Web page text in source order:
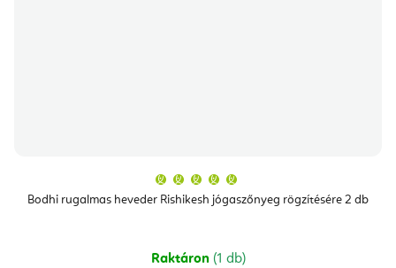
Bodhi rugalmas heveder Rishikesh jógaszőnyeg rögzítésére 2 db
átlagos
értékelése
csillag.
Raktáron (1 db)